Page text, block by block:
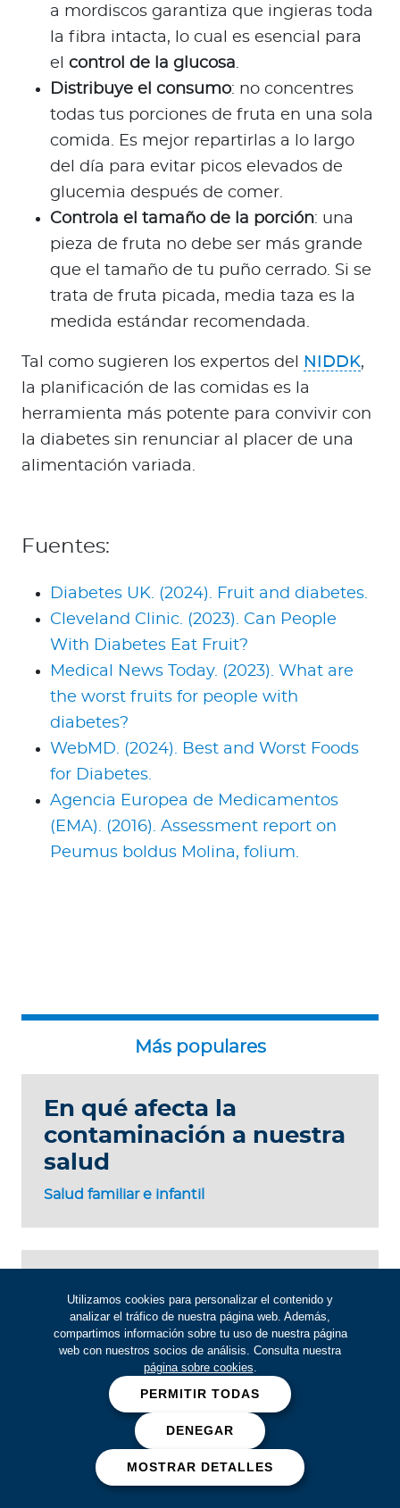
Utilizamos cookies para personalizar el contenido y
analizar el tráfico de nuestra página web. Además,
compartimos información sobre tu uso de nuestra página
web con nuestros socios de análisis. Consulta nuestra
página sobre cookies.
PERMITIR TODAS
DENEGAR
MOSTRAR DETALLES
a mordiscos garantiza que ingieras toda
la fibra intacta, lo cual es esencial para
el control de la glucosa.
Distribuye el consumo: no concentres
todas tus porciones de fruta en una sola
comida. Es mejor repartirlas a lo largo
del día para evitar picos elevados de
glucemia después de comer.
Controla el tamaño de la porción: una
pieza de fruta no debe ser más grande
que el tamaño de tu puño cerrado. Si se
trata de fruta picada, media taza es la
medida estándar recomendada.
Tal como sugieren los expertos del NIDDK,
la planificación de las comidas es la
herramienta más potente para convivir con
la diabetes sin renunciar al placer de una
alimentación variada.
Fuentes:
Diabetes UK. (2024). Fruit and diabetes.
Cleveland Clinic. (2023). Can People
With Diabetes Eat Fruit?
Medical News Today. (2023). What are
the worst fruits for people with
diabetes?
WebMD. (2024). Best and Worst Foods
for Diabetes.
Agencia Europea de Medicamentos
(EMA). (2016). Assessment report on
Peumus boldus Molina, folium.
Salud familiar e infantil
En qué afecta la
contaminación a nuestra
salud
Viajando
Si eres asegurado
Descarga nuestra app